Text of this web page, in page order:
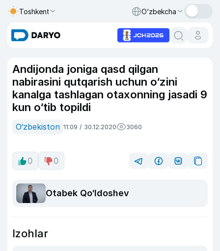
Toshkent O‘zbekcha
Andijonda joniga qasd qilgan
nabirasini qutqarish uchun o‘zini
kanalga tashlagan otaxonning jasadi 9
kun o‘tib topildi
O‘zbekiston 11:09 / 30.12.2020 3060
0 0
Otabek Qo‘ldoshev
Izohlar